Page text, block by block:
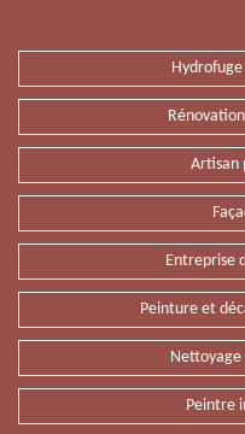
Artisan
Entreprise
Peinture et
Peintre